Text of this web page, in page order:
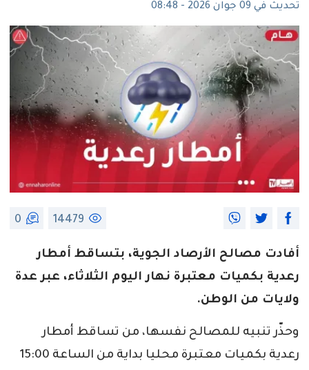
تحديث في 09 جوان 2026 - 08:48
14479
0
أفادت مصالح الأرصاد الجوية، بتساقط أمطار
رعدية بكميات معتبرة نهار اليوم الثلاثاء، عبر عدة
ولايات من الوطن.
وحذّر تنبيه للمصالح نفسها، من تساقط أمطار
رعدية بكميات معتبرة محليا بداية من الساعة 15:00